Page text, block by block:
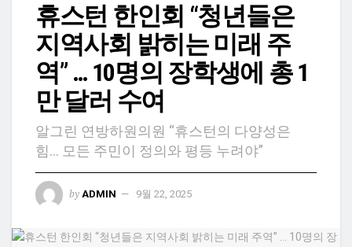
휴스턴 한인회 “청년들은
지역사회 밝히는 미래 주
역” … 10명의 장학생에 총 1
만 달러 수여
알그린 연방하원의원 “휴스턴의 다양성은
힘… 모든 주민이 정의와 평등 누려야”
by ADMIN 9월 22, 2025